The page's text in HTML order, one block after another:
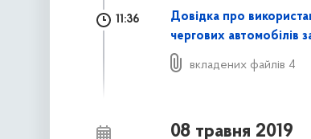
11:36
Довідка про
чергових автомобілів
вкладених файлів 4
08 травня 2019